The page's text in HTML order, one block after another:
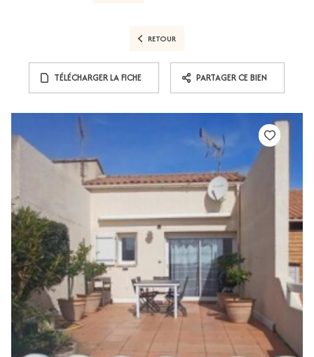
RETOUR
TÉLÉCHARGER LA FICHE PARTAGER CE BIEN